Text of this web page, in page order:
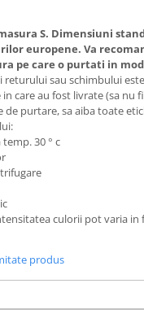
S. Dimensiuni
europene. Va
pe care o purtati in
returului sau schimbului
in care au fost livrate (sa nu
de purtare, sa aiba toate
30 ° c
culorii pot varia in
produs